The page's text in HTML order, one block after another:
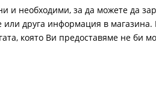
и необходими, за да можете да
или друга информация в
която Ви предоставяме не би